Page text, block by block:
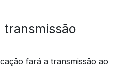
fará a transmissão ao